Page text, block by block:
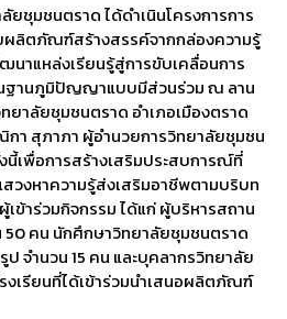
ยชุมชนตราด ได้ดำเนินโครงการการ
ลิตภัณฑ์สร้างสรรค์จากกล่องความรู้
นาแหล่งเรียนรู้สู่การขับเคลื่อนการ
ฐานภูมิปัญญาแบบมีส่วนร่วม ณ ลาน
ยาลัยชุมชนตราด อำเภอเมืองตราด
า สุภาภา ผู้อำนวยการวิทยาลัยชุมชน
นี้เพื่อการสร้างเสริมประสบการณ์ที่
วงหาความรู้ส่งเสริมอาชีพตามบริบท
ข้าร่วมกิจกรรม ได้แก่ ผู้บริหารสถาน
50 คน นักศึกษาวิทยาลัยชุมชนตราด
ป จำนวน 15 คน และบุคลากรวิทยาลัย
งเรียนที่ได้เข้าร่วมนำเสนอผลิตภัณฑ์